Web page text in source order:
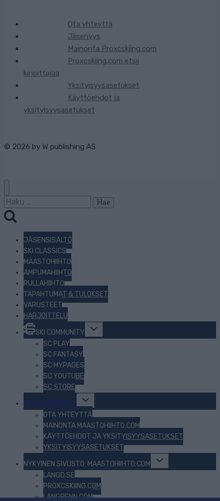
Ota yhteyttä
Jäsenyys
Mainonta Proxcskiing.com
Proxcskiing.com etsii
kirjoittajaa
Yksityisyysasetukset
Käyttöehdot ja
yksityisyysasetukset
© 2026 by W publishing AS
Haku:
JÄSENSISÄLTÖ
SKI CLASSICS
MAASTOHIIHTO
AMPUMAHIIHTO
RULLAHIIHTO
TAPAHTUMAT & TULOKSET
VARUSTEET
HARJOITTELU
SKI COMMUNITY
Toggle
child
menu
SC PLAY
SC FANTASY
SC MYPAGES
SC YOUTUBE
SC STORE
TIETOJA MEISTÄ
Toggle
child
menu
OTA YHTEYTTÄ
MAINONTA MAASTOHIIHTO.COM
KÄYTTÖEHDOT JA YKSITYISYYSASETUKSET
YKSITYISYYSASETUKSET
NYKYINEN SIVUSTO: MAASTOHIIHTO.COM
Toggle
child
menu
LANGD.SE
PROXCSKIING.COM
LANGRENN.COM